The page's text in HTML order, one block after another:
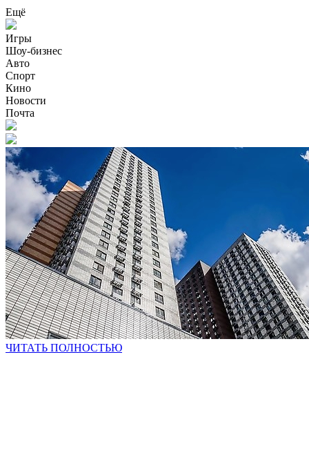
Ещё
Игры
Шоу-бизнес
Авто
Спорт
Кино
Новости
Почта
ЧИТАТЬ ПОЛНОСТЬЮ